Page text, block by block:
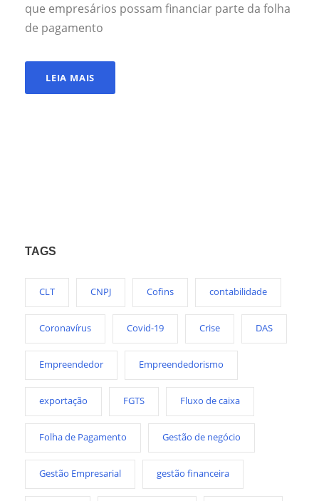
que empresários possam financiar parte da folha
de pagamento
LEIA MAIS
TAGS
CLT CNPJ Cofins contabilidade
Coronavírus Covid-19 Crise DAS
Empreendedor Empreendedorismo
exportação FGTS Fluxo de caixa
Folha de Pagamento Gestão de negócio
Gestão Empresarial gestão financeira